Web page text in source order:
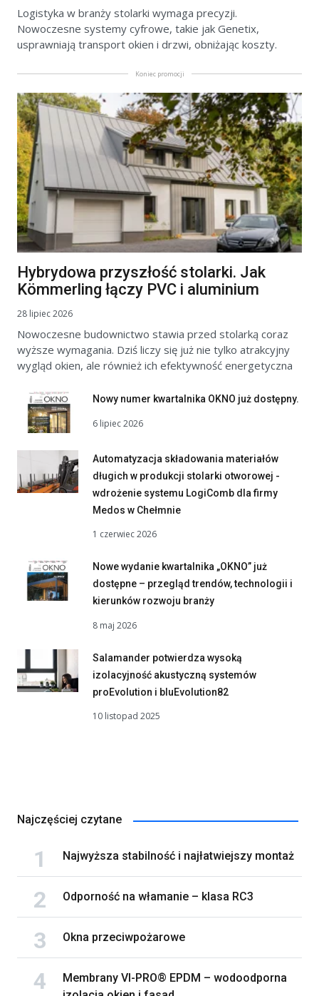
Logistyka w branży stolarki wymaga precyzji.
Nowoczesne systemy cyfrowe, takie jak Genetix,
usprawniają transport okien i drzwi, obniżając koszty.
Koniec promocji
Hybrydowa przyszłość stolarki. Jak
Kömmerling łączy PVC i aluminium
28 lipiec 2026
Nowoczesne budownictwo stawia przed stolarką coraz
wyższe wymagania. Dziś liczy się już nie tylko atrakcyjny
wygląd okien, ale również ich efektywność energetyczna
Nowy numer kwartalnika OKNO już dostępny.
6 lipiec 2026
Automatyzacja składowania materiałów
długich w produkcji stolarki otworowej -
wdrożenie systemu LogiComb dla firmy
Medos w Chełmnie
1 czerwiec 2026
Nowe wydanie kwartalnika „OKNO” już
dostępne – przegląd trendów, technologii i
kierunków rozwoju branży
8 maj 2026
Salamander potwierdza wysoką
izolacyjność akustyczną systemów
proEvolution i bluEvolution82
10 listopad 2025
Najczęściej czytane
Najwyższa stabilność i najłatwiejszy montaż
Odporność na włamanie – klasa RC3
Okna przeciwpożarowe
Membrany VI-PRO® EPDM – wodoodporna